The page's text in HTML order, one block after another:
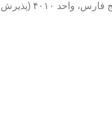
شیراز، مجتمع